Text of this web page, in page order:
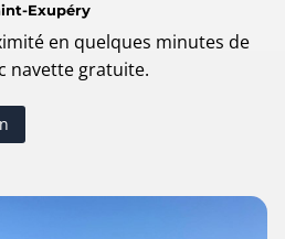
Exupéry
en quelques minutes de
navette gratuite.